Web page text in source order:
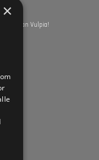
van Vulpia!
×